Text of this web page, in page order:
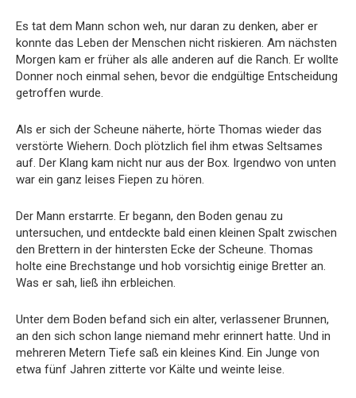
Es tat dem Mann schon weh, nur daran zu denken, aber er
konnte das Leben der Menschen nicht riskieren. Am nächsten
Morgen kam er früher als alle anderen auf die Ranch. Er wollte
Donner noch einmal sehen, bevor die endgültige Entscheidung
getroffen wurde.
Als er sich der Scheune näherte, hörte Thomas wieder das
verstörte Wiehern. Doch plötzlich fiel ihm etwas Seltsames
auf. Der Klang kam nicht nur aus der Box. Irgendwo von unten
war ein ganz leises Fiepen zu hören.
Der Mann erstarrte. Er begann, den Boden genau zu
untersuchen, und entdeckte bald einen kleinen Spalt zwischen
den Brettern in der hintersten Ecke der Scheune. Thomas
holte eine Brechstange und hob vorsichtig einige Bretter an.
Was er sah, ließ ihn erbleichen.
Unter dem Boden befand sich ein alter, verlassener Brunnen,
an den sich schon lange niemand mehr erinnert hatte. Und in
mehreren Metern Tiefe saß ein kleines Kind. Ein Junge von
etwa fünf Jahren zitterte vor Kälte und weinte leise.